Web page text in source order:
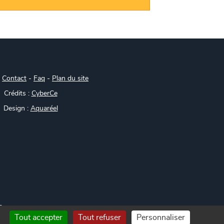
Contact - Faq - Plan du site
Crédits : CyberCe
Design : Aquaréel
Tout accepter Tout refuser Personnaliser